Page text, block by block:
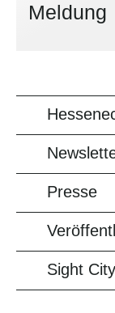
Meldung
Presse
Sight City